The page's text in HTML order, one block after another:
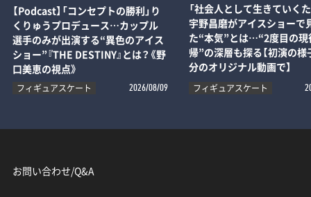
【Podcast】「コンセプトの勝利」り
くりゅうプロデュース…カップル
選手のみが出演する“異色のアイス
ショー”『THE DESTINY』とは？《野
口美恵の視点》
フィギュアスケート 2026/08/09
「社会人として生きていく
宇野昌磨がアイスショーで
た“本気”とは…“2度目の現
帰”の深層も探る【初演の様
分のオリジナル動画で】
フィギュアスケート
お問い合わせ/Q&A